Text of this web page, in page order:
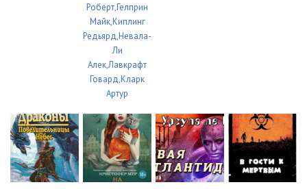
43_Chas_Byka_ 18:55
44_Chas_Byka_ 27:37
45_Chas_Byka_
Роберт,Гелприн
Майк,Киплинг
Редьярд,Невала-
Ли
Алек,Лавкрафт
Говард,Кларк
Артур